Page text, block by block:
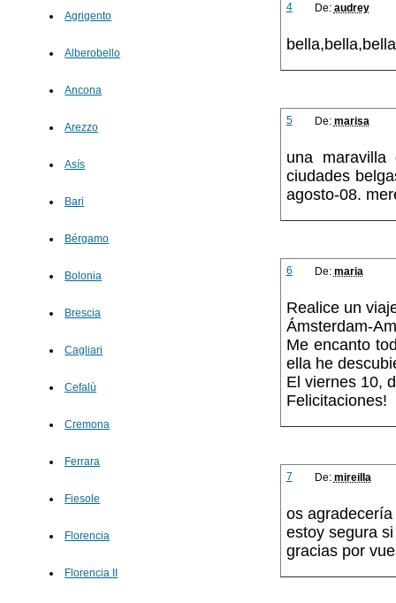
Agrigento
Alberobello
Ancona
Arezzo
Asís
Bari
Bérgamo
Bolonia
Brescia
Cagliari
Cefalù
Cremona
Ferrara
Fiesole
Florencia
Florencia II
4 De: audrey
5 De: marisa
una
ciudades
agosto-08.
6 De: maria
Realice un
Ámsterdam-
Me encanto
ella he
El viernes 10,
Felicitaciones!
7 De: mireilla
os
estoy segura
gracias por